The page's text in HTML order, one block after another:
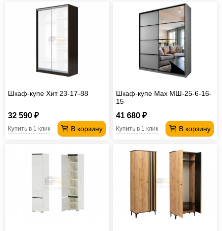
Шкаф-купе Хит 23-17-88
32 590 ₽
В корзину
Купить в 1 клик
Шкаф-купе Max МШ-25-6-16-
15
41 680 ₽
В корзину
Купить в 1 клик